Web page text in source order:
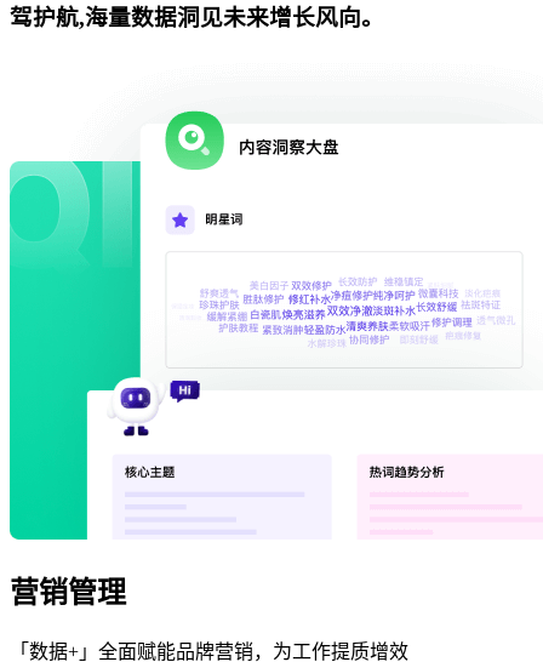
驾护航,海量数据洞见未来增长风向。
营销管理
「数据+」全面赋能品牌营销，为工作提质增效